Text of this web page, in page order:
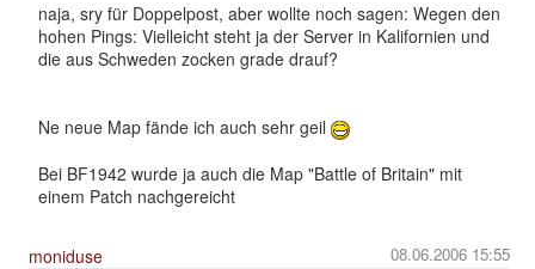
naja, sry für Doppelpost, aber wollte noch sagen: Wegen den
hohen Pings: Vielleicht steht ja der Server in Kalifornien und
die aus Schweden zocken grade drauf?
Ne neue Map fände ich auch sehr geil
Bei BF1942 wurde ja auch die Map "Battle of Britain" mit
einem Patch nachgereicht
08.06.2006 15:55
moniduse